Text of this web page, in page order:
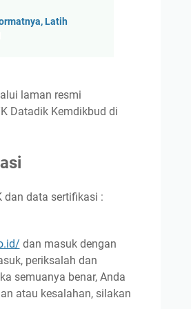
Latih
laman resmi
Datadik Kemdikbud di
dan data sertifikasi :
dan masuk dengan
periksalah dan
semuanya benar, Anda
atau kesalahan, silakan